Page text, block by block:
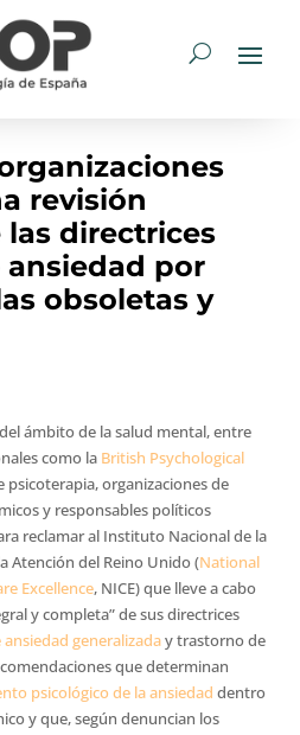
revisión
directrices
ansiedad por
obsoletas y
ámbito de la salud mental, entre
como la British Psychological
psicoterapia, organizaciones de
y responsables políticos
reclamar al Instituto Nacional de la
Atención del Reino Unido (National
Excellence, NICE) que lleve a cabo
y completa” de sus directrices
generalizaday trastorno de
que determinan
psicológico de la ansiedad dentro
y que, según denuncian los